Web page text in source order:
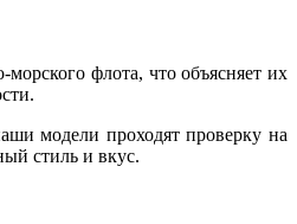
флота, что объясняет их
модели проходят проверку на
стиль и вкус.